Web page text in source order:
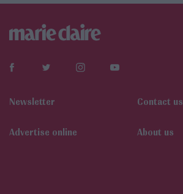
Newsletter Contact us
Αdvertise online About us